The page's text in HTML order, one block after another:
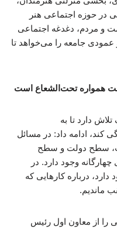
در حوزه اجتماعی هنر
و مردم، دغدغه اجتماعی
جامعه را می‌خواهد تا
همواره تحت‌الشعاع است
دارد تا به
کند، ادامه داد: در مسائل
سطح دولت و سطح
وجود دارد. در
درباره کارهایی که
ماندیم.
را از معاون اول رئیس